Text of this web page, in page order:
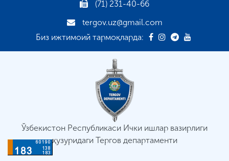
(71) 231-40-66
tergov.uz@gmail.com
Биз ижтимоий тармоқларда:
Ўзбекистон Республикаси Ички ишлар вазирлиги
ҳузуридаги Тергов департаменти